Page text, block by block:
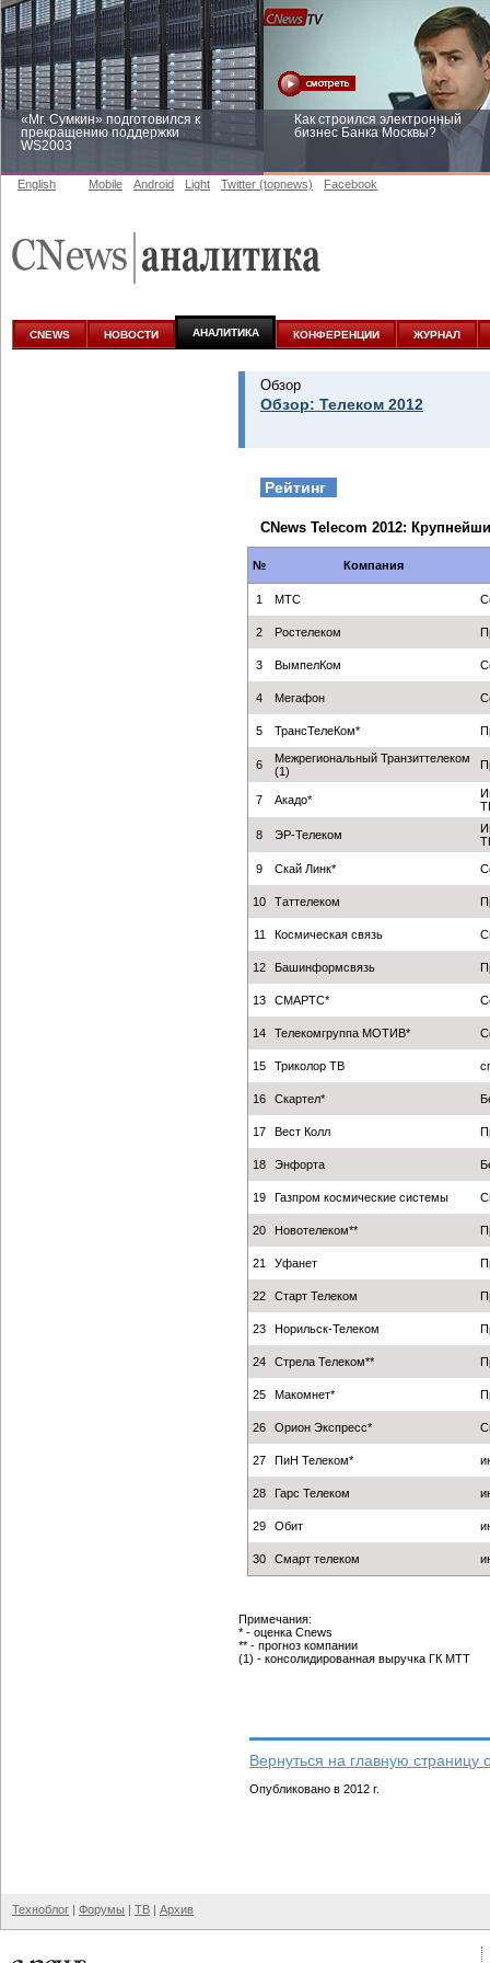
«Mr. Сумкин» подготовился к
прекращению поддержки
WS2003
Как строился электронный
бизнес Банка Москвы?
аналитике
English Mobile Android Light Twitter (topnews) Facebook
CNEWS НОВОСТИ АНАЛИТИКА КОНФЕРЕНЦИИ ЖУРНАЛ
Обзор
Обзор: Телеком 2012
Рейтинг
CNews Telecom 2012:
№ Компания
1 МТС
2 Ростелеком
3 ВымпелКом
4 Мегафон
5 ТрансТелеКом*
6
Межрегиональный Транзиттелеком
(1)
7 Акадо*
8 ЭР-Телеком
9 Скай Линк*
10 Таттелеком
11 Космическая связь
12 Башинформсвязь
13 СМАРТС*
14 Телекомгруппа МОТИВ*
15 Триколор ТВ
16 Скартел*
17 Вест Колл
18 Энфорта
19 Газпром космические системы
20 Новотелеком**
21 Уфанет
22 Старт Телеком
23 Норильск-Телеком
24 Стрела Телеком**
25 Макомнет*
26 Орион Экспресс*
27 ПиН Телеком*
28 Гарс Телеком
29 Обит
30 Смарт телеком
Примечания:
* - оценка Cnews
** - прогноз компании
(1) - консолидированная выручка ГК МТТ
Вернуться на главную страницу
Опубликовано в 2012 г.
Техноблог | Форумы | ТВ | Архив